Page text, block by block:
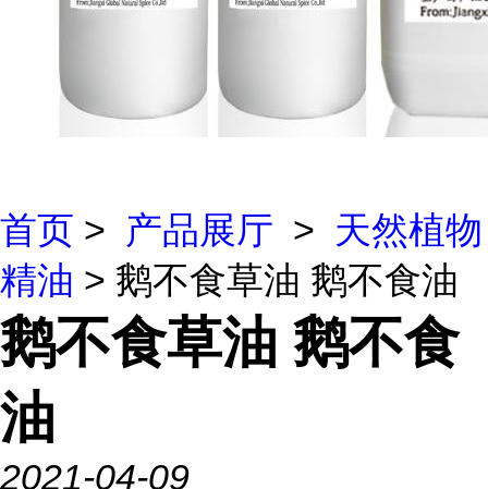
首页 > 产品展厅 > 天然植物
精油 > 鹅不食草油 鹅不食油
鹅不食草油 鹅不食
油
2021-04-09